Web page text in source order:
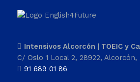
Intensivos Alcorcón | TOEIC y
C/ Oslo 1 Local 2, 28922, Alcorcón,
91 689 01 86